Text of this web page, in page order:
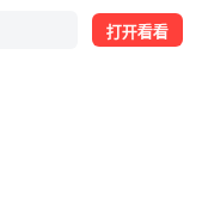
打开看看